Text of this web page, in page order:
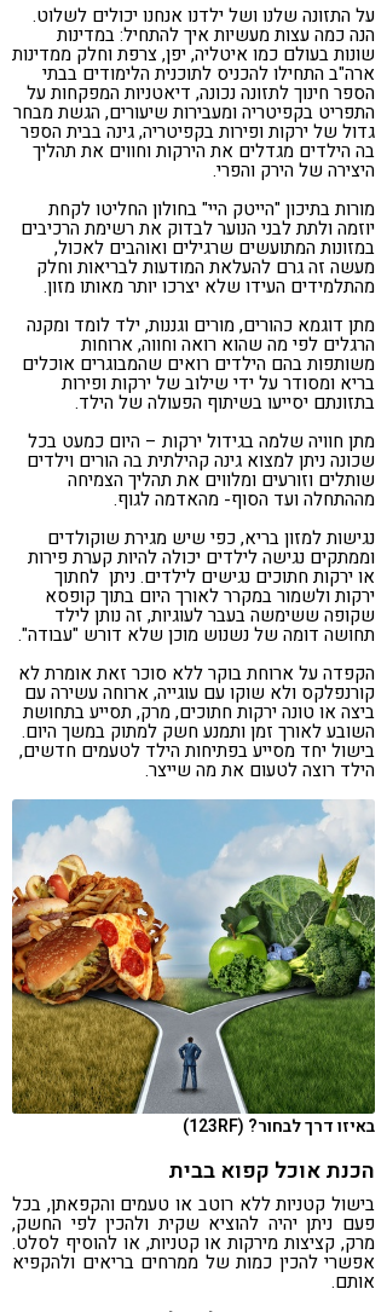
על התזונה שלנו ושל ילדנו אנחנו יכולים לשלוט.
הנה כמה עצות מעשיות איך להתחיל: במדינות
שונות בעולם כמו איטליה, יפן, צרפת וחלק ממדינות
ארה"ב התחילו להכניס לתוכנית הלימודים בבתי
הספר חינוך לתזונה נכונה, דיאטניות המפקחות על
התפריט בקפיטריה ומעבירות שיעורים, הגשת מבחר
גדול של ירקות ופירות בקפיטריה, גינה בבית הספר
בה הילדים מגדלים את הירקות וחווים את תהליך
היצירה של הירק והפרי.
מורות בתיכון "הייטק היי" בחולון החליטו לקחת
יוזמה ולתת לבני הנוער לבדוק את רשימת הרכיבים
במזונות המתועשים שרגילים ואוהבים לאכול,
מעשה זה גרם להעלאת המודעות לבריאות וחלק
מהתלמידים העידו שלא יצרכו יותר מאותו מזון.
מתן דוגמא כהורים, מורים וגננות, ילד לומד ומקנה
הרגלים לפי מה שהוא רואה וחווה, ארוחות
משותפות בהם הילדים רואים שהמבוגרים אוכלים
בריא ומסודר על ידי שילוב של ירקות ופירות
בתזונתם יסייעו בשיתוף הפעולה של הילד.
מתן חוויה שלמה בגידול ירקות – היום כמעט בכל
שכונה ניתן למצוא גינה קהילתית בה הורים וילדים
שותלים וזורעים ומלווים את תהליך הצמיחה
מההתחלה ועד הסוף- מהאדמה לגוף.
נגישות למזון בריא, כפי שיש מגירת שוקולדים
וממתקים נגישה לילדים יכולה להיות קערת פירות
או ירקות חתוכים נגישים לילדים. ניתן לחתוך
ירקות ולשמור במקרר לאורך היום בתוך קופסא
שקופה ששימשה בעבר לעוגיות, זה נותן לילד
תחושה דומה של נשנוש מוכן שלא דורש "עבודה".
הקפדה על ארוחת בוקר ללא סוכר זאת אומרת לא
קורנפלקס ולא שוקו עם עוגייה, ארוחה עשירה עם
ביצה או טונה ירקות חתוכים, מרק, תסייע בתחושת
השובע לאורך זמן ותמנע חשק למתוק במשך היום.
בישול יחד מסייע בפתיחות הילד לטעמים חדשים,
הילד רוצה לטעום את מה שייצר.
באיזו דרך לבחור? (123RF)
הכנת אוכל קפוא בבית
בישול קטניות ללא רוטב או טעמים והקפאתן, בכל
פעם ניתן יהיה להוציא שקית ולהכין לפי החשק,
מרק, קציצות מירקות או קטניות, או להוסיף לסלט.
אפשרי להכין כמות של ממרחים בריאים ולהקפיא
אותם.